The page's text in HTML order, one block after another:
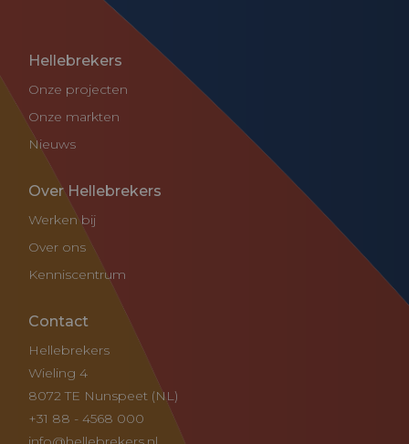
Hellebrekers
Onze projecten
Onze markten
Nieuws
Over Hellebrekers
Werken bij
Over ons
Kenniscentrum
Contact
Hellebrekers
Wieling 4
8072 TE Nunspeet (NL)
+31 88 - 4568 000